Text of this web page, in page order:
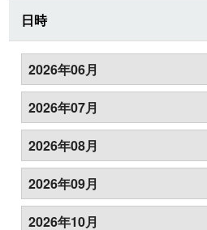
日時
2026年06月
2026年07月
2026年08月
2026年09月
2026年10月